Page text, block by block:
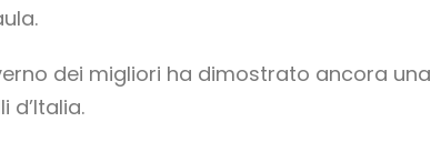
dei migliori ha dimostrato ancora una
d’Italia.